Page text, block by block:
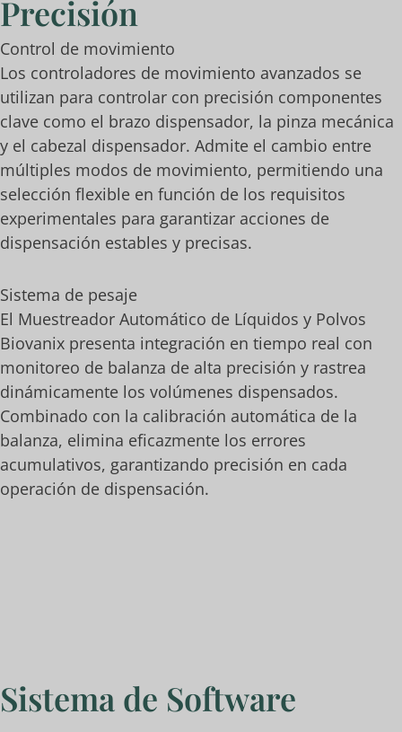
Precisión
Control de movimiento
Los controladores de movimiento avanzados se
utilizan para controlar con precisión componentes
clave como el brazo dispensador, la pinza mecánica
y el cabezal dispensador. Admite el cambio entre
múltiples modos de movimiento, permitiendo una
selección flexible en función de los requisitos
experimentales para garantizar acciones de
dispensación estables y precisas.
Sistema de pesaje
El Muestreador Automático de Líquidos y Polvos
Biovanix presenta integración en tiempo real con
monitoreo de balanza de alta precisión y rastrea
dinámicamente los volúmenes dispensados.
Combinado con la calibración automática de la
balanza, elimina eficazmente los errores
acumulativos, garantizando precisión en cada
operación de dispensación.
Sistema de Software